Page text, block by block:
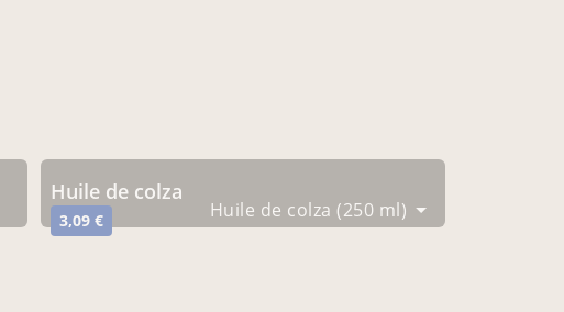
huile de colza
3,09 € Huile de colza (250 ml)